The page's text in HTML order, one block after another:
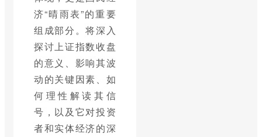
济“晴雨表”的重要
组成部分。将深入
探讨上证指数收盘
的意义、影响其波
动的关键因素、如
何理性解读其信
号，以及它对投资
者和实体经济的深